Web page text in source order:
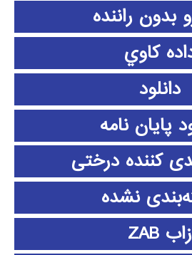
بدون راننده
كاوي
دانلود
پايان نامه
کننده درختی
نشده
زاب ZAB